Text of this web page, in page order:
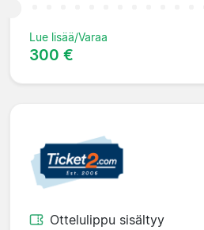
Lue lisää/Varaa
300 €
Ottelulippu sisältyy